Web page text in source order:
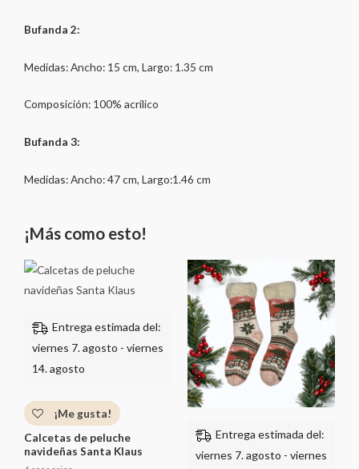
Bufanda 2:
Medidas: Ancho: 15 cm, Largo: 1.35 cm
Composición: 100% acrilico
Bufanda 3:
Medidas: Ancho: 47 cm, Largo:1.46 cm
¡Más como esto!
Entrega estimada del:
viernes 7. agosto - viernes
14. agosto
¡Me gusta!
Calcetas de peluche
navideñas Santa Klaus
Entrega estimada del:
viernes 7. agosto - viernes